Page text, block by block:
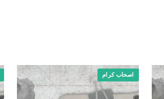
اصحاب کرام